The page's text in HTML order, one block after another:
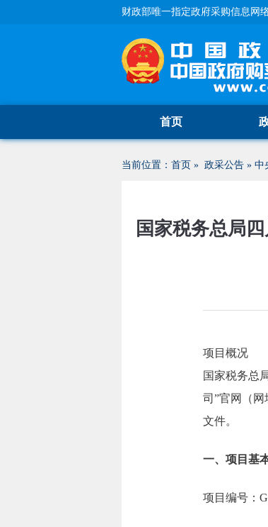
财政部唯一指定政府采购信息网
首页
当前位置： 首页 » 政采公告 » 中
国家税务总局
项目概况
国家税务总
司”官网（网
文件。
一、项目基
项目编号：